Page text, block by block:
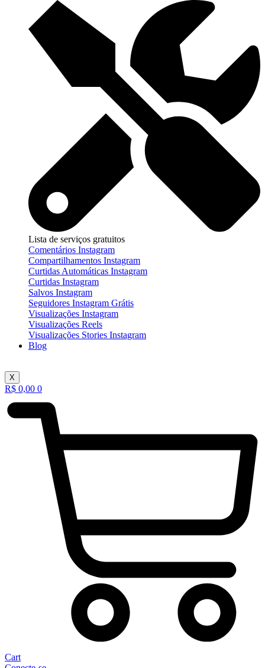
Lista de serviços gratuitos
Comentários Instagram
Compartilhamentos Instagram
Curtidas Automáticas Instagram
Curtidas Instagram
Salvos Instagram
Seguidores Instagram Grátis
Visualizações Instagram
Visualizações Reels
Visualizações Stories Instagram
Blog
X
R$ 0,00 0
Cart